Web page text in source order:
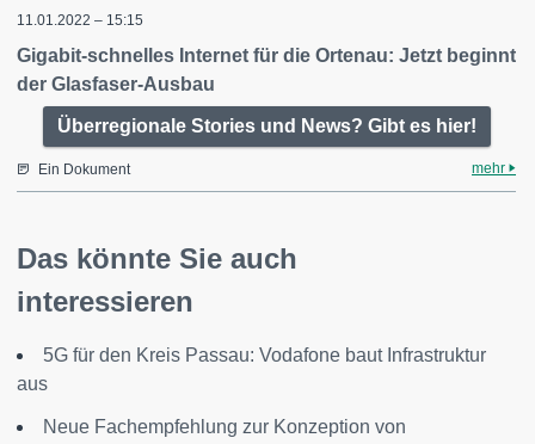
11.01.2022 – 15:15
Gigabit-schnelles Internet für die Ortenau: Jetzt beginnt
der Glasfaser-Ausbau
Überregionale Stories und News? Gibt es hier!
Ein Dokument mehr
Das könnte Sie auch
interessieren
5G für den Kreis Passau: Vodafone baut Infrastruktur
aus
Neue Fachempfehlung zur Konzeption von